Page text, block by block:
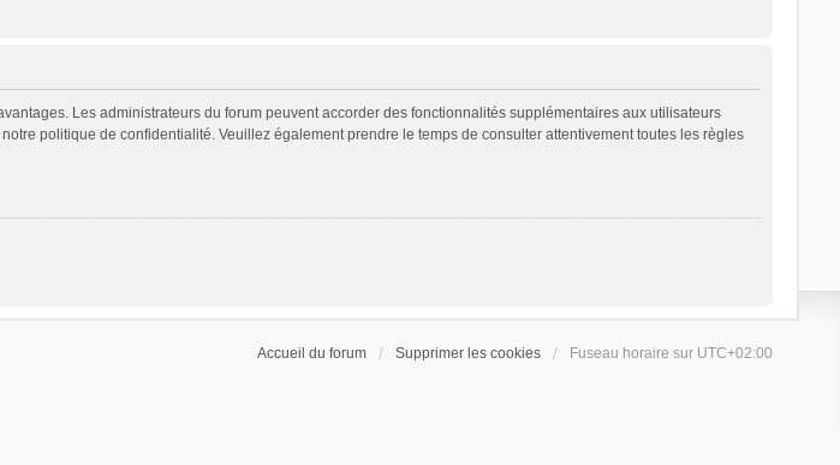
Les administrateurs du forum peuvent accorder des fonctionnalités supplémentaires aux utilisateurs
politique de confidentialité. Veuillez également prendre le temps de consulter attentivement toutes les règles
Accueil du forum Supprimer les cookies Fuseau horaire sur UTC+02:00